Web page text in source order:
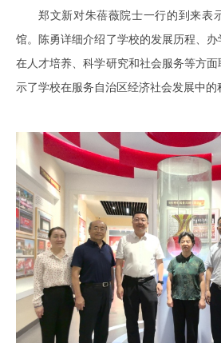
郑文新对朱蓓薇院士一行的到来表
馆。陈勇详细介绍了学校的发展历程、
在人才培养、科学研究和社会服务等方
示了学校在服务自治区经济社会发展中的